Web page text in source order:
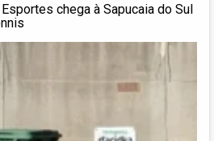
chega à Sapucaia do Sul